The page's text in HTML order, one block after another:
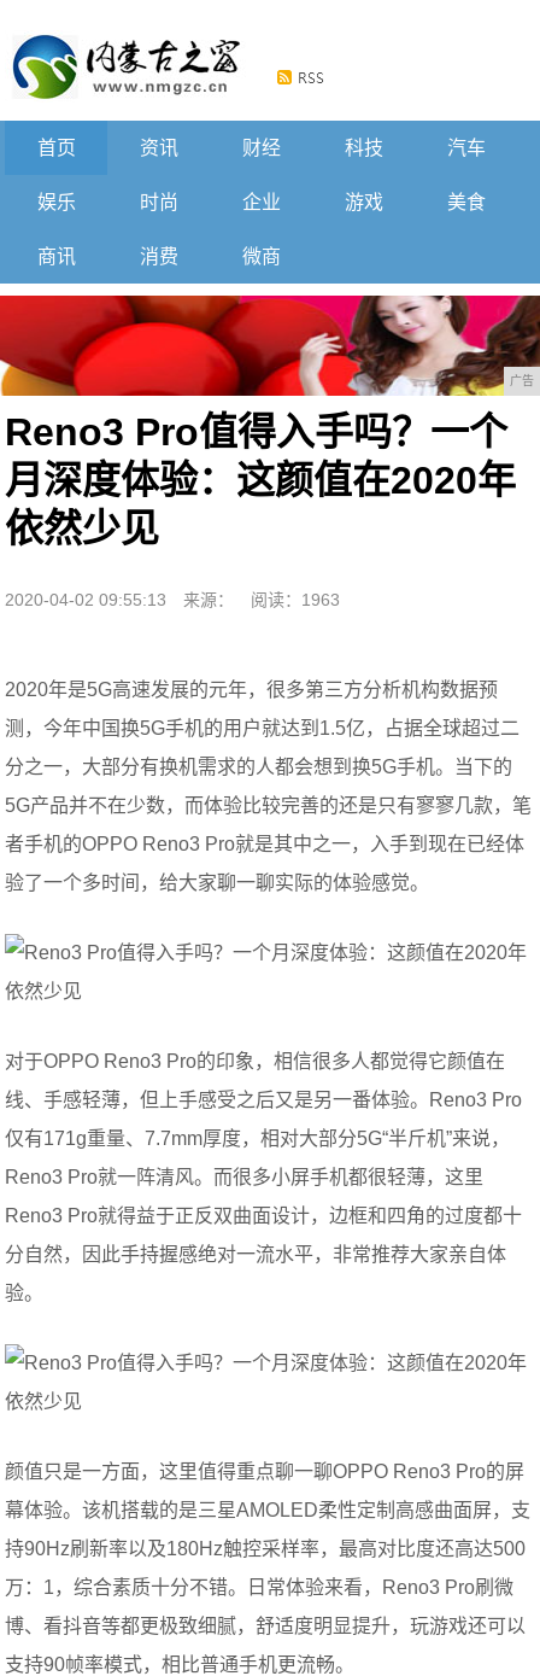
首页 资讯 财经 科技 汽车
娱乐 时尚 企业 游戏 美食
商讯 消费 微商
广告
Reno3 Pro值得入手吗？一个
月深度体验：这颜值在2020年
依然少见
2020-04-02 09:55:13 来源： 阅读：1963
2020年是5G高速发展的元年，很多第三方分析机构数据预
测，今年中国换5G手机的用户就达到1.5亿，占据全球超过二
分之一，大部分有换机需求的人都会想到换5G手机。当下的
5G产品并不在少数，而体验比较完善的还是只有寥寥几款，笔
者手机的OPPO Reno3 Pro就是其中之一，入手到现在已经体
验了一个多时间，给大家聊一聊实际的体验感觉。
对于OPPO Reno3 Pro的印象，相信很多人都觉得它颜值在
线、手感轻薄，但上手感受之后又是另一番体验。Reno3 Pro
仅有171g重量、7.7mm厚度，相对大部分5G“半斤机”来说，
Reno3 Pro就一阵清风。而很多小屏手机都很轻薄，这里
Reno3 Pro就得益于正反双曲面设计，边框和四角的过度都十
分自然，因此手持握感绝对一流水平，非常推荐大家亲自体
验。
颜值只是一方面，这里值得重点聊一聊OPPO Reno3 Pro的屏
幕体验。该机搭载的是三星AMOLED柔性定制高感曲面屏，支
持90Hz刷新率以及180Hz触控采样率，最高对比度还高达500
万：1，综合素质十分不错。日常体验来看，Reno3 Pro刷微
博、看抖音等都更极致细腻，舒适度明显提升，玩游戏还可以
支持90帧率模式，相比普通手机更流畅。